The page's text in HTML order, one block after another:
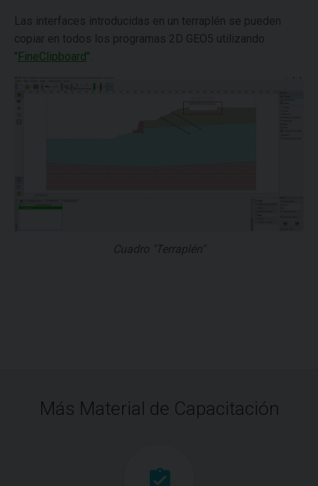
Las interfaces introducidas en un terraplén se pueden
copiar en todos los programas 2D GEO5 utilizando
"FineClipboard".
Cuadro "Terraplén"
Más Material de Capacitación